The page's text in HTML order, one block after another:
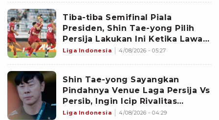
Tiba-tiba Semifinal Piala
Presiden, Shin Tae-yong Pilih
Persija Lakukan Ini Ketika Lawan
Persib
Liga Indonesia 4/08/2026 - 05:27
Shin Tae-yong Sayangkan
Pindahnya Venue Laga Persija Vs
Persib, Ingin Icip Rivalitas
Jakmania dan Bobotoh Lebih
Liga Indonesia 4/08/2026 - 04:29